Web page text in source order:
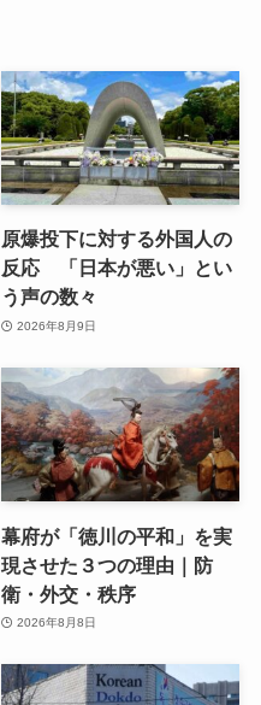
原爆投下に対する外国人の
反応 「日本が悪い」とい
う声の数々
2026年8月9日
幕府が「徳川の平和」を実
現させた３つの理由｜防
衛・外交・秩序
2026年8月8日